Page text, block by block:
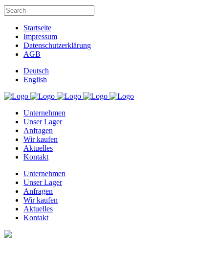
Startseite
Impressum
Datenschutzerklärung
AGB
Deutsch
English
Unternehmen
Unser Lager
Anfragen
Wir kaufen
Aktuelles
Kontakt
Unternehmen
Unser Lager
Anfragen
Wir kaufen
Aktuelles
Kontakt